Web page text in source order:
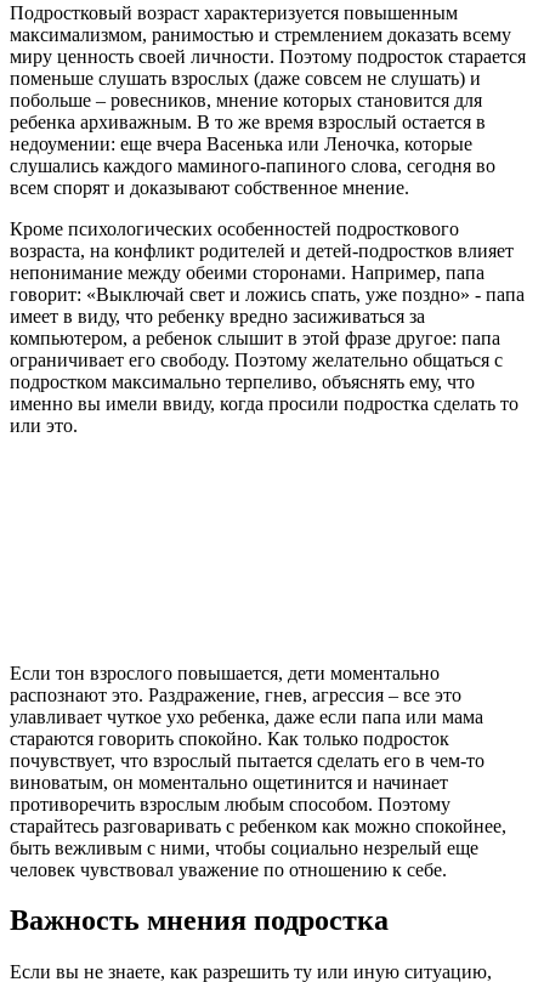
Подростковый возраст характеризуется повышенным
максимализмом, ранимостью и стремлением доказать всему
миру ценность своей личности. Поэтому подросток старается
поменьше слушать взрослых (даже совсем не слушать) и
побольше – ровесников, мнение которых становится для
ребенка архиважным. В то же время взрослый остается в
недоумении: еще вчера Васенька или Леночка, которые
слушались каждого маминого-папиного слова, сегодня во
всем спорят и доказывают собственное мнение.
Кроме психологических особенностей подросткового
возраста, на конфликт родителей и детей-подростков влияет
непонимание между обеими сторонами. Например, папа
говорит: «Выключай свет и ложись спать, уже поздно» - папа
имеет в виду, что ребенку вредно засиживаться за
компьютером, а ребенок слышит в этой фразе другое: папа
ограничивает его свободу. Поэтому желательно общаться с
подростком максимально терпеливо, объяснять ему, что
именно вы имели ввиду, когда просили подростка сделать то
или это.
Если тон взрослого повышается, дети моментально
распознают это. Раздражение, гнев, агрессия – все это
улавливает чуткое ухо ребенка, даже если папа или мама
стараются говорить спокойно. Как только подросток
почувствует, что взрослый пытается сделать его в чем-то
виноватым, он моментально ощетинится и начинает
противоречить взрослым любым способом. Поэтому
старайтесь разговаривать с ребенком как можно спокойнее,
быть вежливым с ними, чтобы социально незрелый еще
человек чувствовал уважение по отношению к себе.
Важность мнения подростка
Если вы не знаете, как разрешить ту или иную ситуацию,